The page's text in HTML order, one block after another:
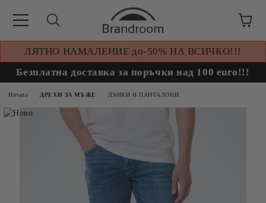
ЛЯТНО НАМАЛЕНИЕ до-50% НА ВСИЧКО!!!
Безплатна доставка за поръчки над 100 euro!!!
Начало ДРЕХИ ЗА МЪЖЕ ДЪНКИ И ПАНТАЛОНИ